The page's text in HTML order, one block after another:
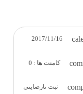
کامنت ها : 0
ثبت نارضایتی